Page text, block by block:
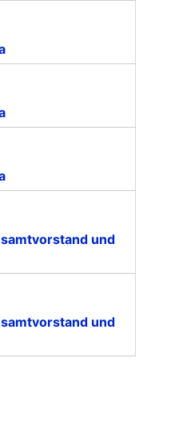
und
und